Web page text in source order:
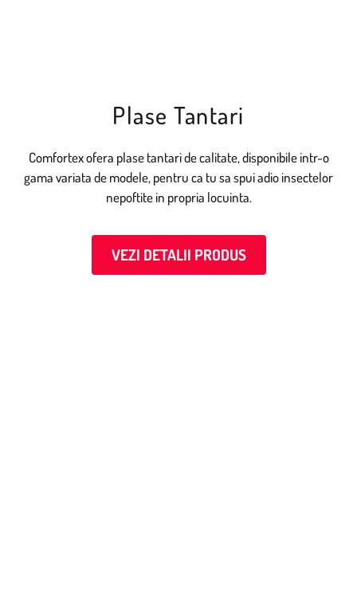
Plase Tantari
Comfortex ofera plase tantari de calitate, disponibile intr-o
gama variata de modele, pentru ca tu sa spui adio insectelor
nepoftite in propria locuinta.
VEZI DETALII PRODUS